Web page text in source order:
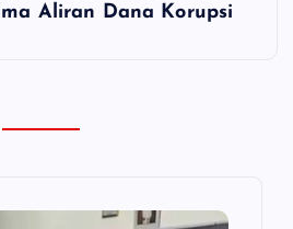
Aliran Dana Korupsi